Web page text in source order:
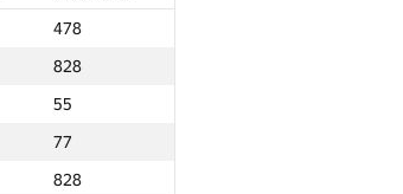
478
828
55
77
828